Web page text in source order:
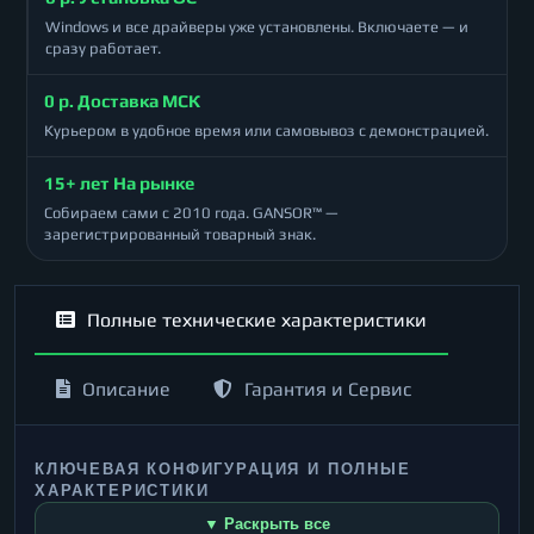
Windows и все драйверы уже установлены. Включаете — и
сразу работает.
0 р. Доставка МСК
Курьером в удобное время или самовывоз с демонстрацией.
15+ лет На рынке
Собираем сами с 2010 года. GANSOR™ —
зарегистрированный товарный знак.
Полные технические характеристики
Описание Гарантия и Сервис
КЛЮЧЕВАЯ КОНФИГУРАЦИЯ И ПОЛНЫЕ
ХАРАКТЕРИСТИКИ
▼ Раскрыть все